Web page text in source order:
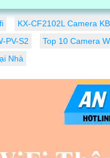
KX-CF2102L Camera
PV-S2 Top 10 Camera
Nhà